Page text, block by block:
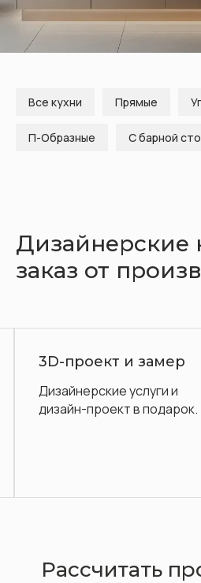
Все кухни Прямые
П-Образные С барной
Дизайнерские
заказ от
От 20 рабочих дней
Оперативно изготовим
вашу кухню
Рассчитать